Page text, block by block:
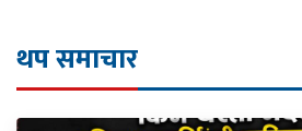
थप समाचार